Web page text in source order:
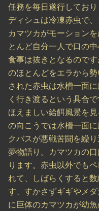
任務を毎日遂行してお
ディシュは冷凍赤虫で
カマツカがモーション
とんど自分一人で口の
食事は抜きとなるので
のほとんどをエラから
された赤虫は水槽一面
く行き渡るという具合
ほえましい給餌風景を
の向こうでは水槽一面
クバスが悪戦苦闘を繰
夢物語り。カマツカの
ります。赤虫以外でも
れて、しばらくすると
す、すかさずギギやメ
に巨体のカマツカが幼